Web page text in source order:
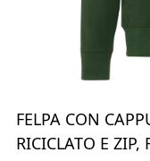
FELPA CON
RICICLATO E ZIP,